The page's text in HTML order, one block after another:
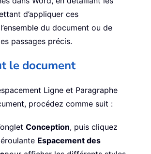
d’appliquer ces
du document ou de
passages précis.
le document
Ligne et Paragraphe
procédez comme suit :
Conception, puis cliquez
Espacement des